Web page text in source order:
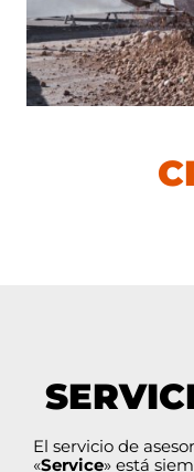
El servicio de
«Service» está